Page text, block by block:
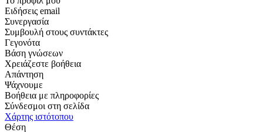
Ειδήσεις email
Συνεργασία
Συμβουλή στους συντάκτες
Γεγονότα
Βάση γνώσεων
Χρειάζεστε βοήθεια
Απάντηση
Ψάχνουμε
Βοήθεια με πληροφορίες
Σύνδεσμοι στη σελίδα
Χάρτης ιστότοπου
Θέση